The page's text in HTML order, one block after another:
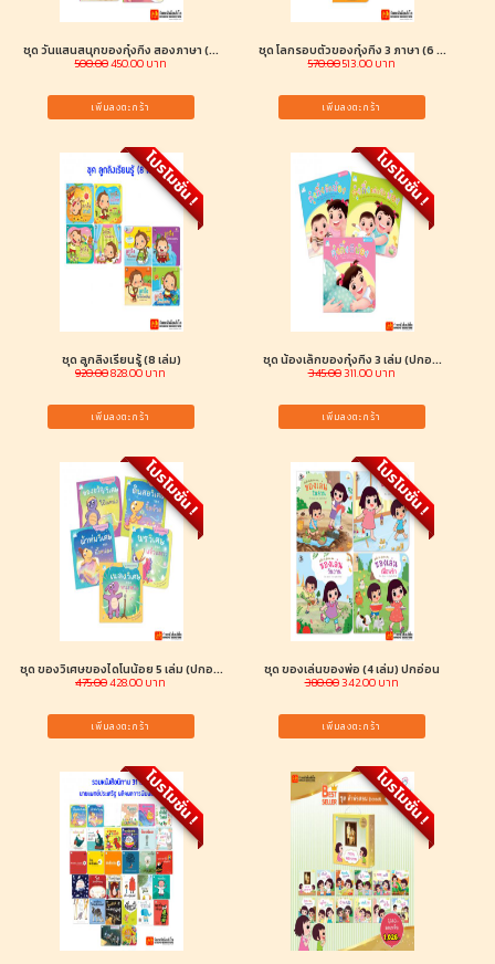
ชุด วันแสนสนุกของกุ๋งกิ๋ง สองภาษา (...
500.00450.00 บาท
เพิ่มลงตะกร้า
ชุด โลกรอบตัวของกุ๋งกิ๋ง 3 ภาษา (6 ...
570.00513.00 บาท
เพิ่มลงตะกร้า
โปรโมชั่น !
ชุด ลูกลิงเรียนรู้ (8 เล่ม)
920.00828.00 บาท
เพิ่มลงตะกร้า
โปรโมชั่น !
ชุด น้องเล็กของกุ๋งกิ๋ง 3 เล่ม (ปกอ...
345.00311.00 บาท
เพิ่มลงตะกร้า
โปรโมชั่น !
ชุด ของวิเศษของไดโนน้อย 5 เล่ม (ปกอ...
475.00428.00 บาท
เพิ่มลงตะกร้า
โปรโมชั่น !
ชุด ของเล่นของพ่อ (4 เล่ม) ปกอ่อน
380.00342.00 บาท
เพิ่มลงตะกร้า
โปรโมชั่น ! โปรโมชั่น !